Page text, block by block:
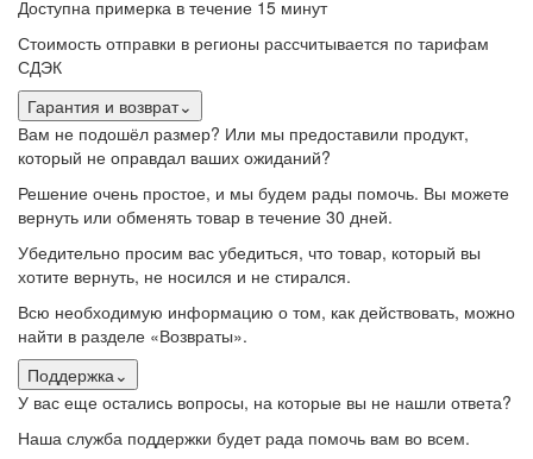
Доступна примерка в течение 15 минут
Стоимость отправки в регионы рассчитывается по тарифам
СДЭК
Гарантия и возврат⌄
Вам не подошёл размер? Или мы предоставили продукт,
который не оправдал ваших ожиданий?
Решение очень простое, и мы будем рады помочь. Вы можете
вернуть или обменять товар в течение 30 дней.
Убедительно просим вас убедиться, что товар, который вы
хотите вернуть, не носился и не стирался.
Всю необходимую информацию о том, как действовать, можно
найти в разделе «Возвраты».
Поддержка ⌄
У вас еще остались вопросы, на которые вы не нашли ответа?
Наша служба поддержки будет рада помочь вам во всем.